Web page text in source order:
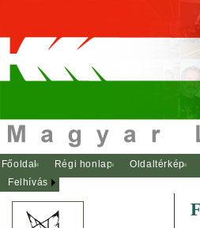
Főoldal Régi honlap Oldaltérkép
Felhívás